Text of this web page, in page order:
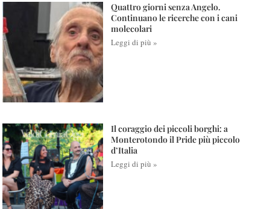
Quattro giorni senza Angelo.
Continuano le ricerche con i cani
molecolari
Leggi di più »
Il coraggio dei piccoli borghi: a
Monterotondo il Pride più piccolo
d’Italia
Leggi di più »